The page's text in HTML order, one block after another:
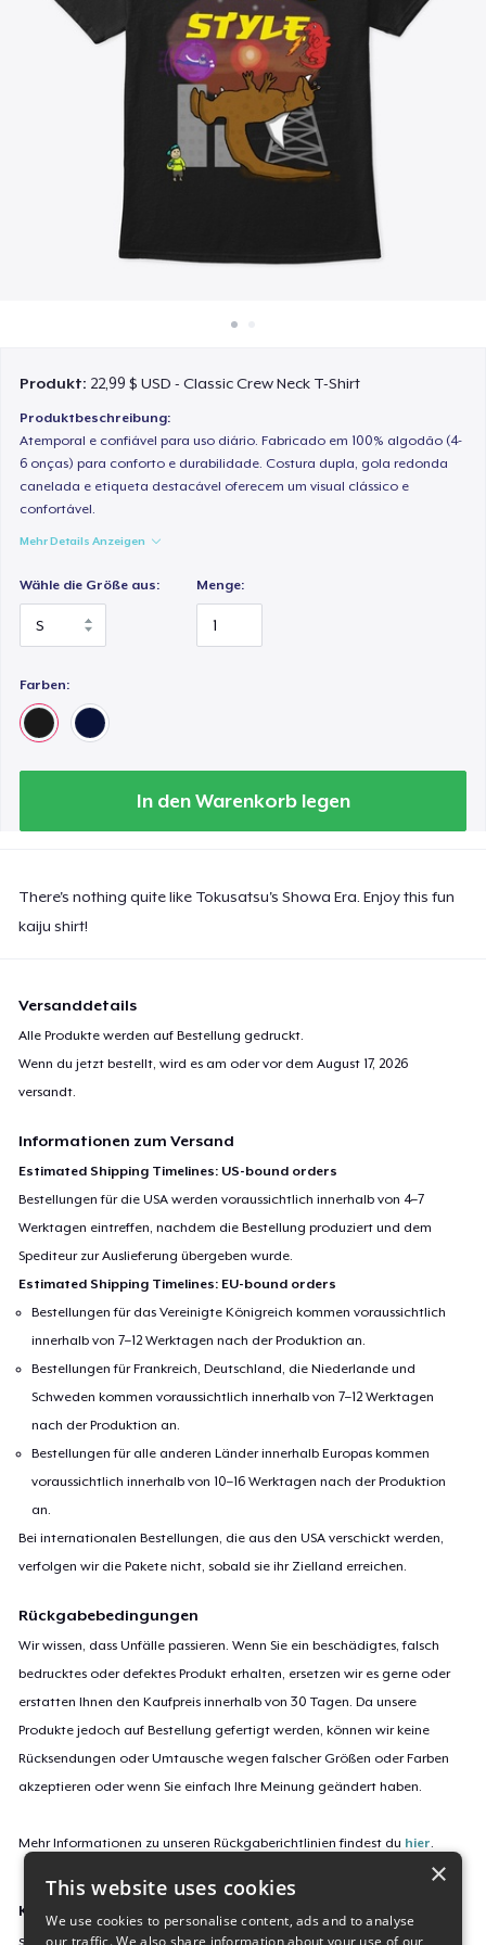
Überall verkaufen
Etwas verkaufen
Produkt: 22,99 $ USD - Classic Crew Neck T-Shirt
Produktbeschreibung:
Atemporal e confiável para uso diário. Fabricado em 100% algodão (4-
6 onças) para conforto e durabilidade. Costura dupla, gola redonda
canelada e etiqueta destacável oferecem um visual clássico e
confortável.
Mehr Details Anzeigen
Wähle die Größe aus: Menge:
Farben:
In den Warenkorb legen
There's nothing quite like Tokusatsu's Showa Era. Enjoy this fun
kaiju shirt!
Versanddetails
Alle Produkte werden auf Bestellung gedruckt.
Wenn du jetzt bestellt, wird es am oder vor demAugust 17, 2026
versandt.
Informationen zum Versand
Estimated Shipping Timelines: US-bound orders
Bestellungen für die USA werden voraussichtlich innerhalb von 4–7
Werktagen eintreffen, nachdem die Bestellung produziert und dem
Spediteur zur Auslieferung übergeben wurde.
Estimated Shipping Timelines: EU-bound orders
Bestellungen für das Vereinigte Königreich kommen voraussichtlich
innerhalb von 7–12 Werktagen nach der Produktion an.
Bestellungen für Frankreich, Deutschland, die Niederlande und
Schweden kommen voraussichtlich innerhalb von 7–12 Werktagen
nach der Produktion an.
Bestellungen für alle anderen Länder innerhalb Europas kommen
voraussichtlich innerhalb von 10–16 Werktagen nach der Produktion
an.
Bei internationalen Bestellungen, die aus den USA verschickt werden,
verfolgen wir die Pakete nicht, sobald sie ihr Zielland erreichen.
Rückgabebedingungen
Wir wissen, dass Unfälle passieren. Wenn Sie ein beschädigtes, falsch
bedrucktes oder defektes Produkt erhalten, ersetzen wir es gerne oder
erstatten Ihnen den Kaufpreis innerhalb von 30 Tagen. Da unsere
Produkte jedoch auf Bestellung gefertigt werden, können wir keine
Rücksendungen oder Umtausche wegen falscher Größen oder Farben
akzeptieren oder wenn Sie einfach Ihre Meinung geändert haben.
Mehr Informationen zu unseren Rückgaberichtlinien findest du hier
Kampagnen-ID:
showa-style-t-shirt-7-more
×
This website uses cookies
We use cookies to personalise content, ads and to analyse
our traffic. We also share information about your use of our